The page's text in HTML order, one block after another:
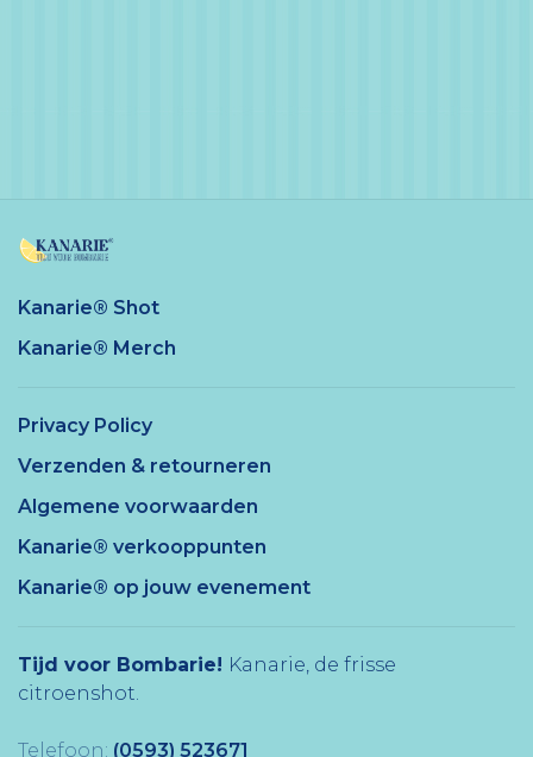
Kanarie® Shot
Kanarie® Merch
Privacy Policy
Verzenden & retourneren
Algemene voorwaarden
Kanarie® verkooppunten
Kanarie® op jouw evenement
Tijd voor Bombarie! Kanarie, de frisse
citroenshot.
Telefoon: (0593) 523671